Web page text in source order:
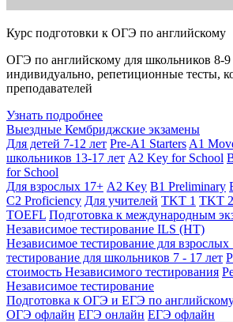
Курс подготовки к ОГЭ по английскому
ОГЭ по английскому для школьников 8-9
индивидуально, репетиционные тесты,
преподавателей
Узнать подробнее
Выездные Кембриджские экзамены
Для детей 7-12 лет Pre-A1 Starters A1
школьников 13-17 лет A2 Key for School
for School
Для взрослых 17+ A2 Key B1 Preliminary
C2 Proficiency Для учителей TKT 1 TKT 2
TOEFL Подготовка к международным
Независимое тестирование ILS (НТ)
Независимое тестирование для взрослых
тестирование для школьников 7 - 17 лет
стоимость Независимого тестирования
Независимое тестирование
Подготовка к ОГЭ и ЕГЭ по
ОГЭ офлайн ЕГЭ онлайн ЕГЭ офлайн